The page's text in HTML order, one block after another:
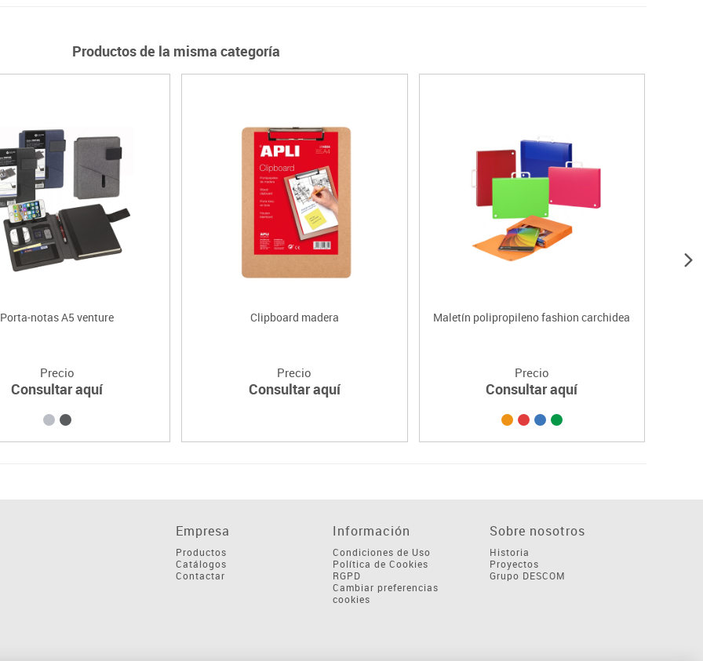
Productos de la misma categoría
Porta-notas A5 venture
Precio
Consultar aquí
Clipboard madera
Precio
Consultar aquí
Maletín polipropileno fashion carchidea
Precio
Consultar aquí
Empresa
Productos
Catálogos
Contactar
Información
Condiciones de Uso
Política de Cookies
RGPD
Cambiar preferencias
cookies
Sobre nosotros
Historia
Proyectos
Grupo DESCOM